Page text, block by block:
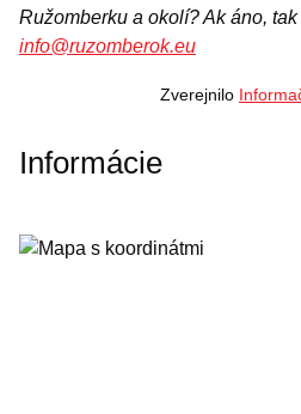
Ružomberku a okolí? Ak áno,
info@ruzomberok.eu
Zverejnilo
Informácie